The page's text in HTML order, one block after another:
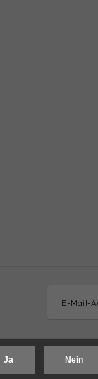
Ja Nein